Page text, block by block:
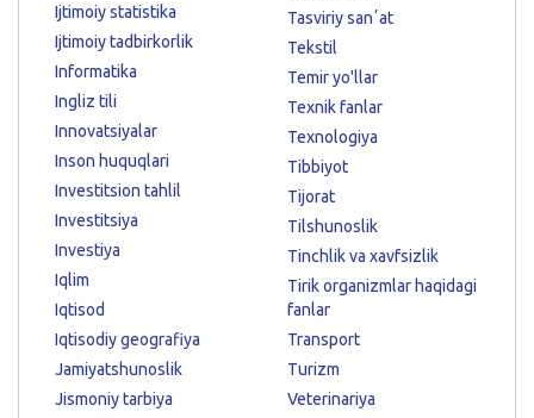
Ijtimoiy statistika
Ijtimoiy tadbirkorlik
Informatika
Ingliz tili
Innovatsiyalar
Inson huquqlari
Investitsion tahlil
Investitsiya
Investiya
Iqlim
Iqtisod
Iqtisodiy geografiya
Jamiyatshunoslik
Jismoniy tarbiya
Tasviriy sanʼat
Tekstil
Temir yo'llar
Texnik fanlar
Texnologiya
Tibbiyot
Tijorat
Tilshunoslik
Tinchlik va xavfsizlik
Tirik organizmlar haqidagi
fanlar
Transport
Turizm
Veterinariya